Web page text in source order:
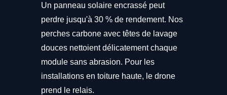
Un panneau solaire encrassé peut
perdre jusqu'à 30 % de rendement. Nos
perches carbone avec têtes de lavage
douces nettoient délicatement chaque
module sans abrasion. Pour les
installations en toiture haute, le drone
prend le relais.